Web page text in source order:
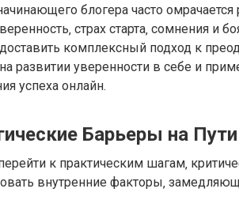
блогера часто
страх старта‚ сомнения и
комплексный подход к
развитии уверенности в себе и
успеха онлайн.
Барьеры на
к практическим шагам‚
внутренние факторы‚